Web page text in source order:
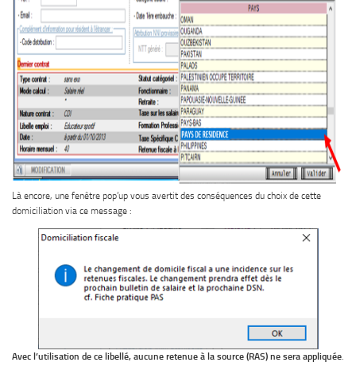
Là encore, une fenêtre pop’up vous avertit des conséquences du choix de cette
domiciliation via ce message :
Avec l’utilisation de ce libellé, aucune retenue à la source (RAS) ne sera appliquée.